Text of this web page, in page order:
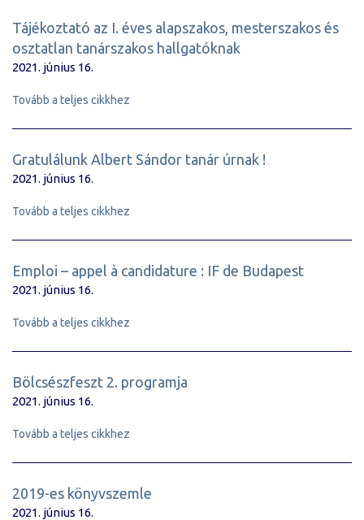
Tájékoztató az I. éves alapszakos, mesterszakos és
osztatlan tanárszakos hallgatóknak
2021. június 16.
Tovább a teljes cikkhez
Gratulálunk Albert Sándor tanár úrnak !
2021. június 16.
Tovább a teljes cikkhez
Emploi – appel à candidature : IF de Budapest
2021. június 16.
Tovább a teljes cikkhez
Bölcsészfeszt 2. programja
2021. június 16.
Tovább a teljes cikkhez
2019-es könyvszemle
2021. június 16.